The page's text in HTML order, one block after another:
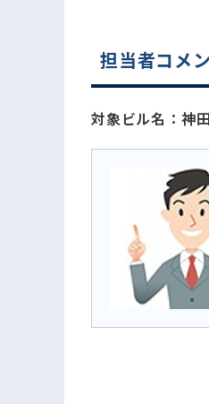
担当者コメ
対象ビル名：神